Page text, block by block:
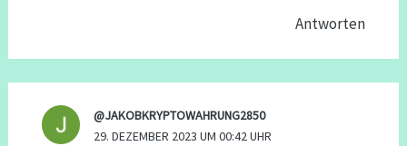
Antworten
@JAKOBKRYPTOWAHRUNG2850
29. DEZEMBER 2023 UM 00:42 UHR